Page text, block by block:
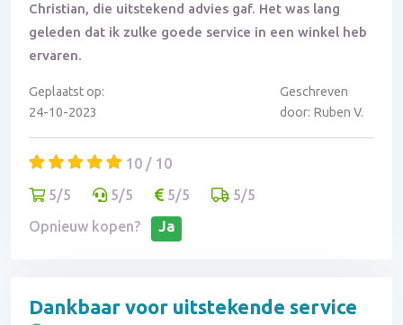
Christian, die uitstekend advies gaf. Het was lang
geleden dat ik zulke goede service in een winkel heb
ervaren.
Geplaatst op:
24-10-2023
Geschreven
door: Ruben V.
10 / 10
5/5
5/5 5/5
5/5
Opnieuw kopen?
Ja
Dankbaar voor uitstekende service